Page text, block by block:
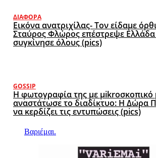
ΔΙΆΦΟΡΑ
Εικόνα ανατριχίλας- Τον είδαμε
Σταύρος Φλώρος επέστρεψε Ελλάδα
συγκίνησε όλους (pics)
GOSSIP
Η φωτογραφία της με μikroσκοπικό
αναστάτωσε το διαδίκτυο: Η Δώρα
να κερδίζει τις εντυπώσεις (pics)
Βαριέμαι.